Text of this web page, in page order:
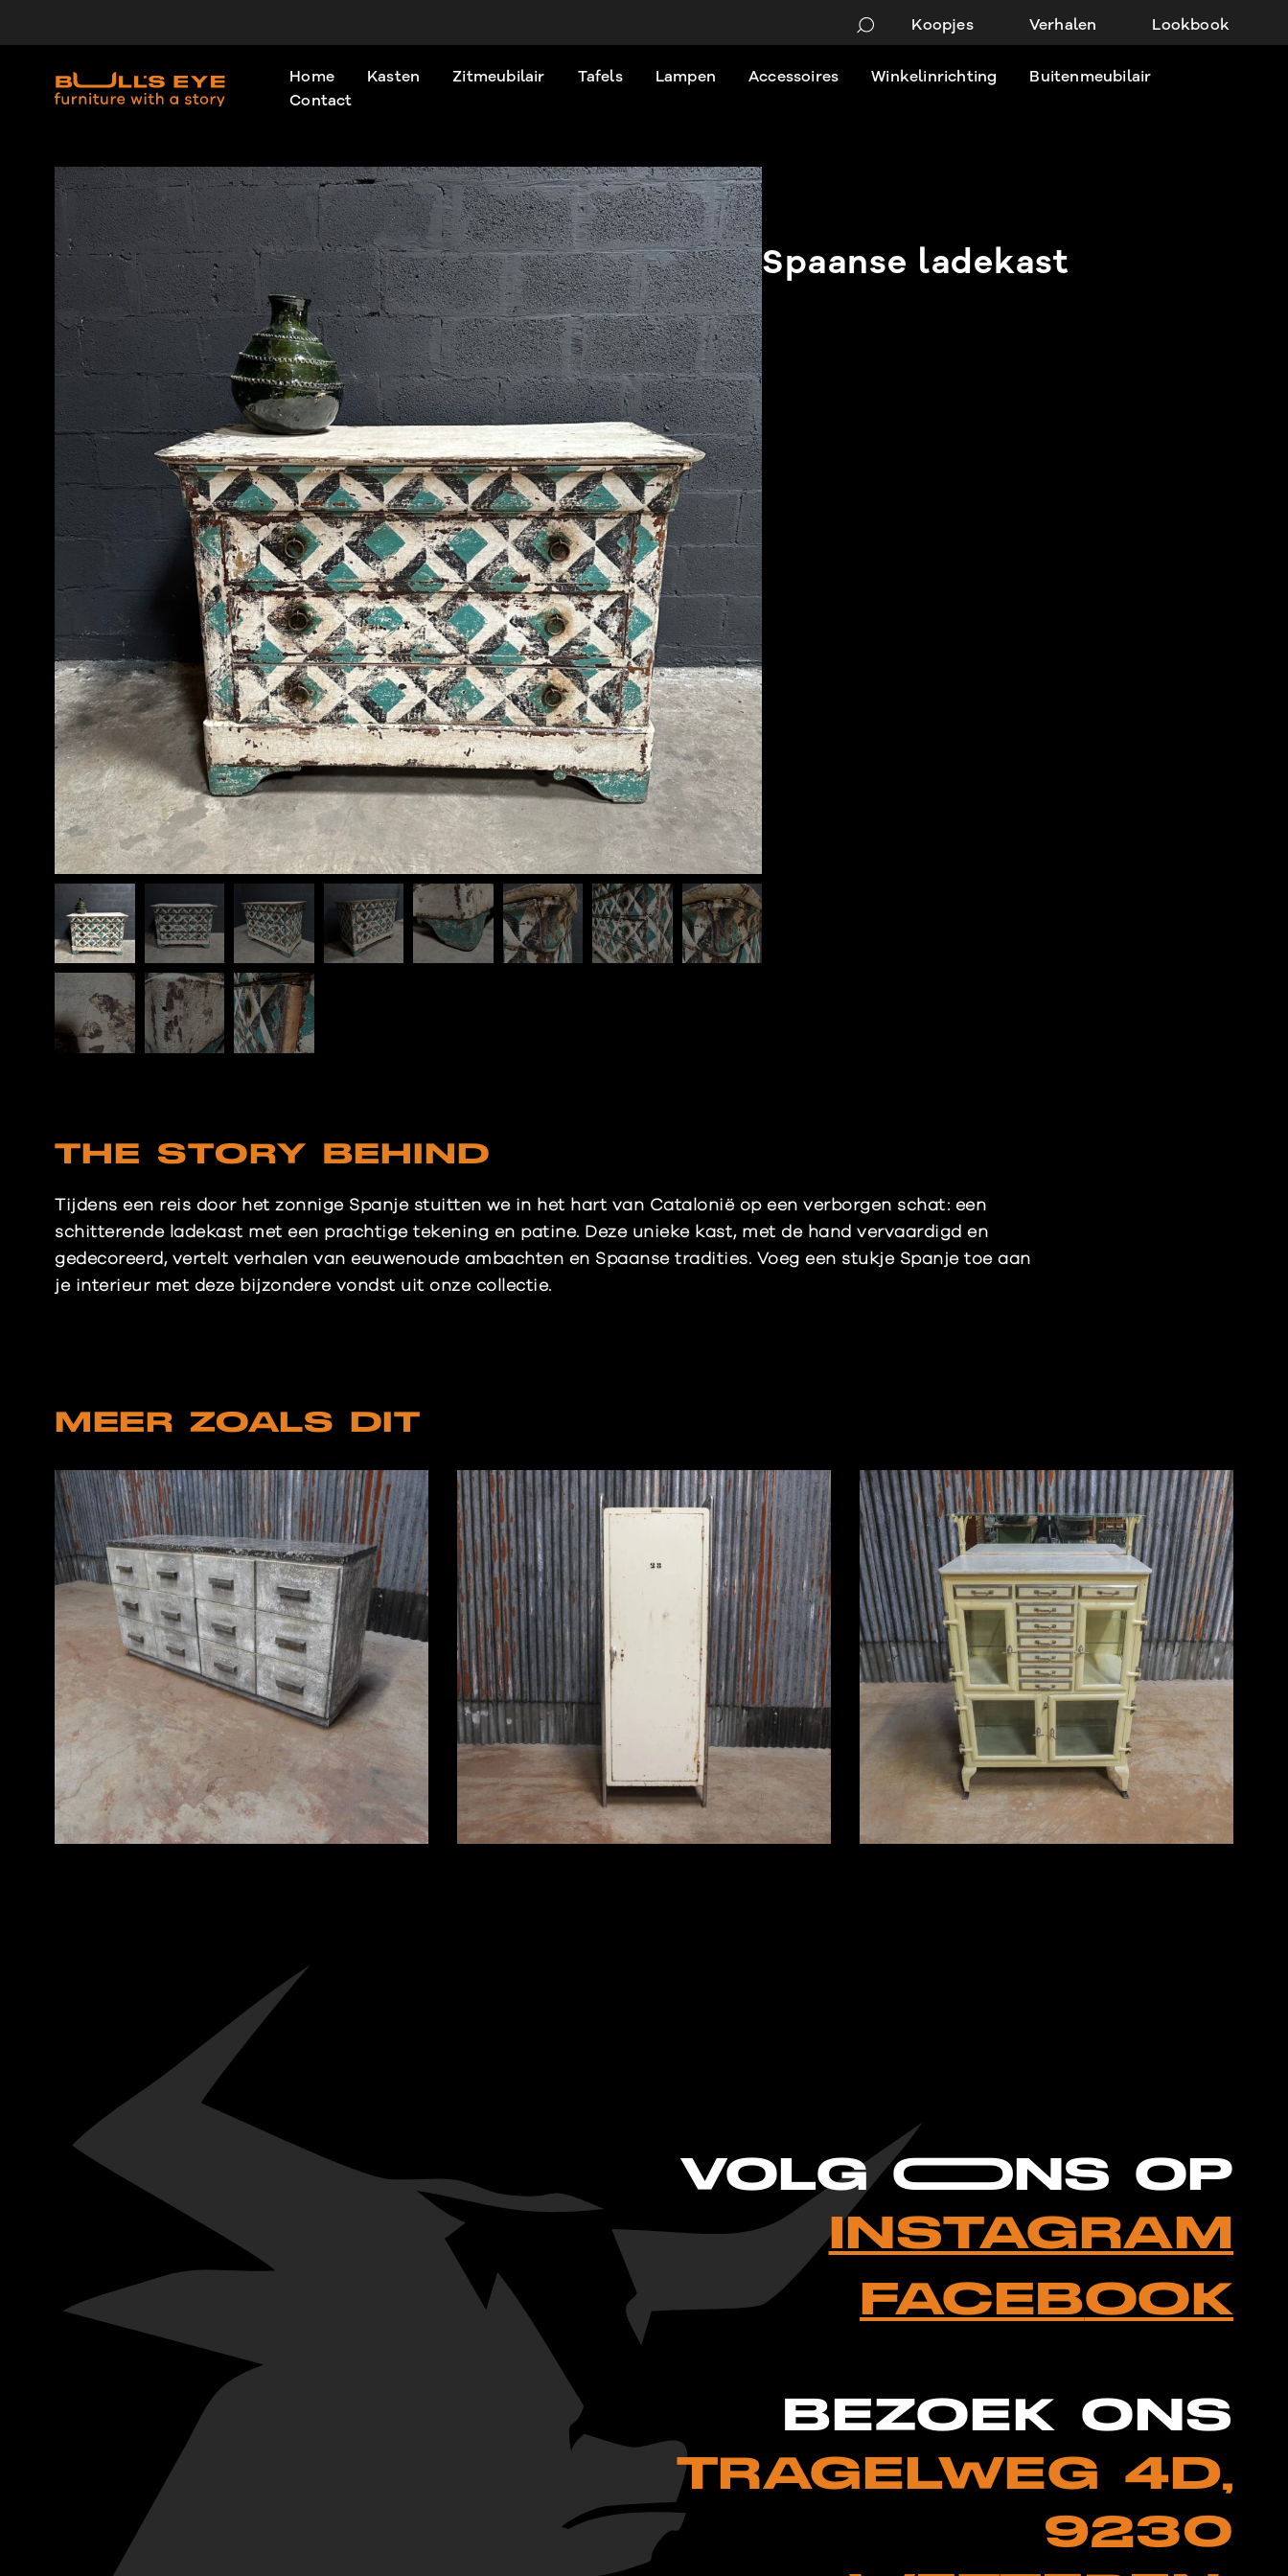
naar
Koopjes Verhalen Lookbook
Home Kasten Zitmeubilair Tafels Lampen Accessoires Winkelinrichting
Buitenmeubilair
Contact
Spaanse ladekast
THE STORY BEHIND
Tijdens een reis door het zonnige Spanje stuitten we in het hart van Catalonië op een verborgen schat: een
schitterende ladekast met een prachtige tekening en patine. Deze unieke kast, met de hand vervaardigd en
gedecoreerd, vertelt verhalen van eeuwenoude ambachten en Spaanse tradities. Voeg een stukje Spanje toe aan
je interieur met deze bijzondere vondst uit onze collectie.
MEER ZOALS DIT
VO LG OONS OP
INSTAGRAM
FACEBOOK
BEZOEK ONS
TRAGELWEG 4D,
9230